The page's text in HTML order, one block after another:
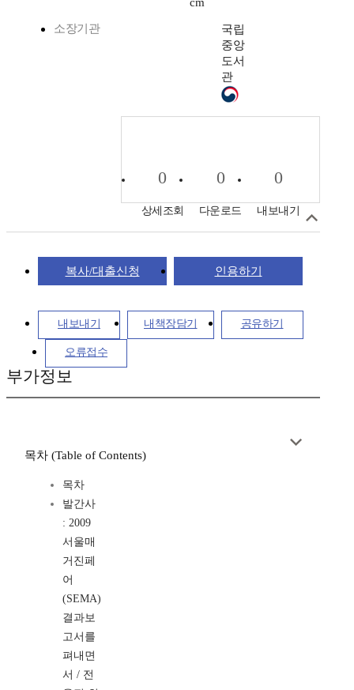
cm
소장기관
국립
중앙
도서
관
0
상세조회
0
다운로드
0
내보내기
복사/대출신청 인용하기
내보내기 내책장담기 공유하기
오류접수
부가정보
목차 (Table of Contents)
목차
발간사
: 2009
서울매
거진페
어
(SEMA)
결과보
고서를
펴내면
서 / 전